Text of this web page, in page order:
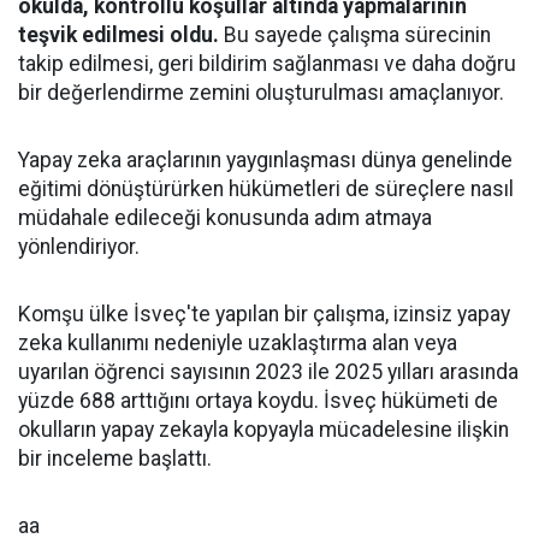
okulda, kontrollü koşullar altında yapmalarının
teşvik edilmesi oldu. Bu sayede çalışma sürecinin
takip edilmesi, geri bildirim sağlanması ve daha doğru
bir değerlendirme zemini oluşturulması amaçlanıyor.
Yapay zeka araçlarının yaygınlaşması dünya genelinde
eğitimi dönüştürürken hükümetleri de süreçlere nasıl
müdahale edileceği konusunda adım atmaya
yönlendiriyor.
Komşu ülke İsveç'te yapılan bir çalışma, izinsiz yapay
zeka kullanımı nedeniyle uzaklaştırma alan veya
uyarılan öğrenci sayısının 2023 ile 2025 yılları arasında
yüzde 688 arttığını ortaya koydu. İsveç hükümeti de
okulların yapay zekayla kopyayla mücadelesine ilişkin
bir inceleme başlattı.
aa